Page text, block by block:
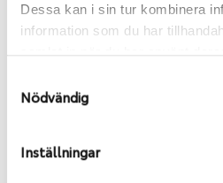
Dessa kan i sin tur kombinera
information som du har
Nödvändig
Inställningar
Ange registreringsnummer
Ibland kan fälgen ha bytts ut
inte vara samma dimension